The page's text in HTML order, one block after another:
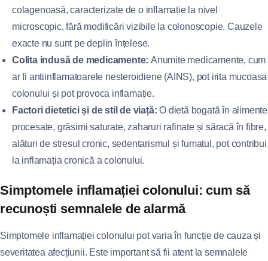
colagenoasă, caracterizate de o inflamație la nivel
microscopic, fără modificări vizibile la colonoscopie. Cauzele
exacte nu sunt pe deplin înțelese.
Colita indusă de medicamente: Anumite medicamente, cum
ar fi antiinflamatoarele nesteroidiene (AINS), pot irita mucoasa
colonului și pot provoca inflamație.
Factori dietetici și de stil de viață: O dietă bogată în alimente
procesate, grăsimi saturate, zaharuri rafinate și săracă în fibre,
alături de stresul cronic, sedentarismul și fumatul, pot contribui
la inflamația cronică a colonului.
Simptomele inflamației colonului: cum să
recunoști semnalele de alarmă
Simptomele inflamației colonului pot varia în funcție de cauza și
severitatea afecțiunii. Este important să fii atent la semnalele